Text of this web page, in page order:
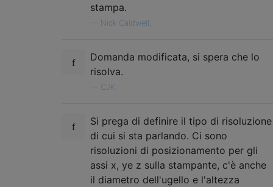
stampa.
Nick Caldwell,
Domanda modificata, si spera che lo
risolva.
CJK,
Si prega di definire il tipo di risoluzione
di cui si sta parlando. Ci sono
risoluzioni di posizionamento per gli
assi x, ye z sulla stampante, c'è anche
il diametro dell'ugello e l'altezza